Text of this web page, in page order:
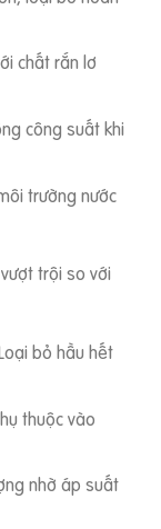
chất rắn lơ
công suất khi
trường nước
trội so với
bỏ hầu hết
thuộc vào
nhờ áp suất